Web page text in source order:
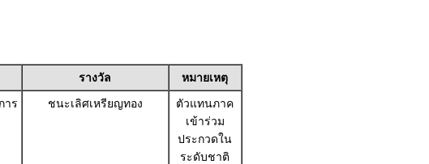
รางวัล
หมายเหตุ
าร
ชนะเลิศเหรียญทอง
ตัวแทนภาค
เข้าร่วม
ประกวดใน
ระดับชาติ